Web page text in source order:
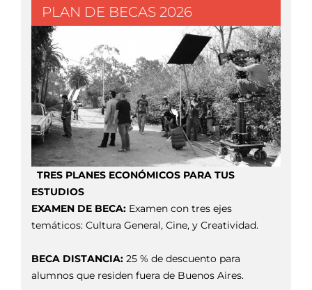
PLAN DE BECAS 2026
TRES PLANES ECONÓMICOS PARA TUS
ESTUDIOS
EXAMEN DE BECA: Examen con tres ejes
temáticos: Cultura General, Cine, y Creatividad.
BECA DISTANCIA: 25 % de descuento para
alumnos que residen fuera de Buenos Aires.